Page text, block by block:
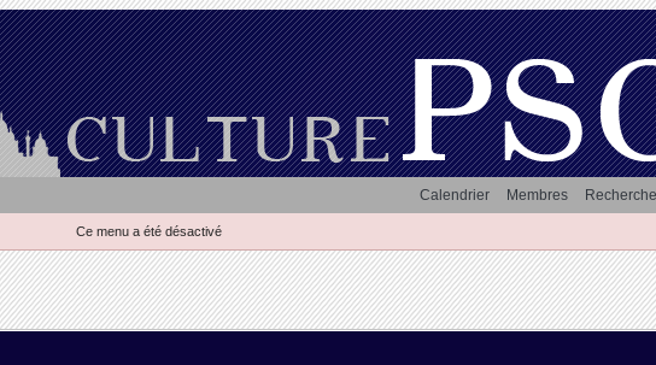
Recherche
Membres
Calendrier
Ce menu a été désactivé